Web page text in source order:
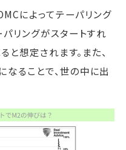
によってテーパリング
パリングがスタートすれ
想定されます。また、
ることで、世の中に出